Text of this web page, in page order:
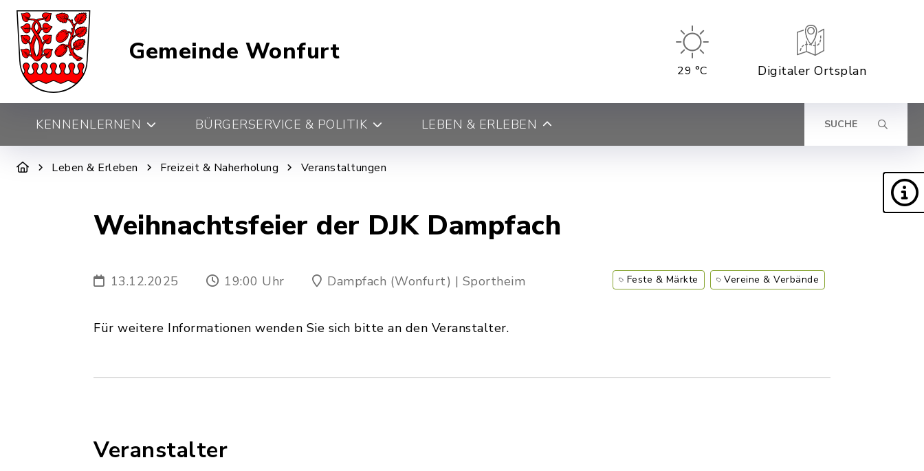
Gemeinde Wonfurt
29 °C Digitaler Ortsplan
KENNENLERNEN BÜRGERSERVICE & POLITIK LEBEN & ERLEBEN SUCHE
Leben & Erleben Freizeit & Naherholung Veranstaltungen
Weihnachtsfeier der DJK Dampfach
13.12.2025 19:00 Uhr Dampfach (Wonfurt) | Sportheim Feste & Märkte Vereine & Verbände
Für weitere Informationen wenden Sie sich bitte an den Veranstalter.
Veranstalter